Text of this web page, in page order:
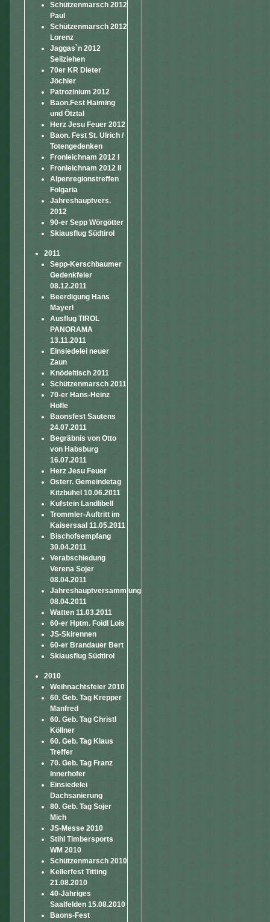
Schützenmarsch 2012
Paul
Schützenmarsch 2012
Lorenz
Jaggas`n 2012
Seilziehen
70er KR Dieter
Jöchler
Patrozinium 2012
Baon.Fest Haiming
und Ötztal
Herz Jesu Feuer 2012
Baon. Fest St. Ulrich /
Totengedenken
Fronleichnam 2012 I
Fronleichnam 2012 II
Alpenregionstreffen
Folgaria
Jahreshauptvers.
2012
90-er Sepp Wörgötter
Skiausflug Südtirol
2011
Sepp-Kerschbaumer
Gedenkfeier
08.12.2011
Beerdigung Hans
Mayerl
Ausflug TIROL
PANORAMA
13.11.2011
Einsiedelei neuer
Zaun
Knödeltisch 2011
Schützenmarsch 2011
70-er Hans-Heinz
Höfle
Baonsfest Sautens
24.07.2011
Begräbnis von Otto
von Habsburg
16.07.2011
Herz Jesu Feuer
Österr. Gemeindetag
Kitzbühel 10.06.2011
Kufstein Landlibell
Trommler-Auftritt im
Kaisersaal 11.05.2011
Bischofsempfang
30.04.2011
Verabschiedung
Verena Sojer
08.04.2011
Jahreshauptversammlung
08.04.2011
Watten 11.03.2011
60-er Hptm. Foidl Lois
JS-Skirennen
60-er Brandauer Bert
Skiausflug Südtirol
2010
Weihnachtsfeier 2010
60. Geb. Tag Krepper
Manfred
60. Geb. Tag Christl
Köllner
60. Geb. Tag Klaus
Treffer
70. Geb. Tag Franz
Innerhofer
Einsiedelei
Dachsanierung
80. Geb. Tag Sojer
Mich
JS-Messe 2010
Stihl Timbersports
WM 2010
Schützenmarsch 2010
Kellerfest Titting
21.08.2010
40-Jähriges
Saalfelden 15.08.2010
Baons-Fest